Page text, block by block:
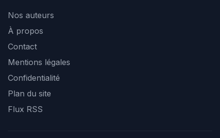
Nos auteurs
À propos
Contact
Mentions légales
Confidentialité
Plan du site
Flux RSS